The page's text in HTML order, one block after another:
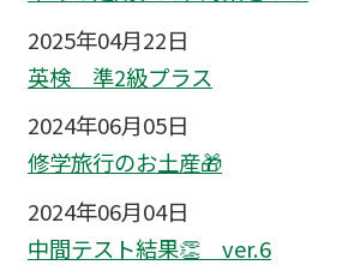
2025年04月22日
英検 準2級プラス
2024年06月05日
修学旅行のお土産🎁
2024年06月04日
中間テスト結果👏 ver.6